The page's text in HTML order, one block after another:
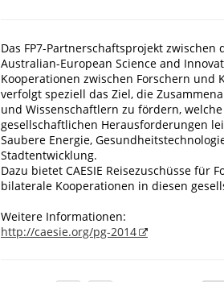
Das FP7-Partnerschaftsprojekt
Australian-European Science and
Kooperationen zwischen Forschern und
verfolgt speziell das Ziel, die
und Wissenschaftlern zu fördern,
gesellschaftlichen Herausforderungen
Saubere Energie,
Stadtentwicklung.
Dazu bietet CAESIE Reisezuschüsse für
bilaterale Kooperationen in diesen
Weitere Informationen:
http://caesie.org/pg-2014